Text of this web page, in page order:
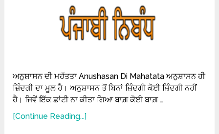
ਅਨੁਸ਼ਾਸਨ ਦੀ ਮਹੱਤਤਾ Anushasan Di Mahatata ਅਨੁਸ਼ਾਸਨ ਹੀ
ਜ਼ਿੰਦਗੀ ਦਾ ਮੂਲ ਹੈ। ਅਨੁਸ਼ਾਸਨ ਤੋਂ ਬਿਨਾਂ ਜ਼ਿੰਦਗੀ ਕੋਈ ਜ਼ਿੰਦਗੀ ਨਹੀਂ
ਹੈ। ਜਿਵੇਂ ਇੱਕ ਛਾਂਟੀ ਨਾ ਕੀਤਾ ਗਿਆ ਬਾਗ਼ ਕੋਈ ਬਾਗ਼ …
[Continue Reading...]